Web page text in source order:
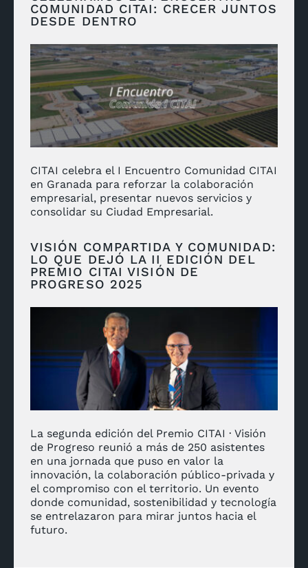
COMUNIDAD CITAI: CRECER JUNTOS
DESDE DENTRO
CITAI celebra el I Encuentro Comunidad CITAI
en Granada para reforzar la colaboración
empresarial, presentar nuevos servicios y
consolidar su Ciudad Empresarial.
VISIÓN COMPARTIDA Y COMUNIDAD:
LO QUE DEJÓ LA II EDICIÓN DEL
PREMIO CITAI VISIÓN DE
PROGRESO 2025
La segunda edición del Premio CITAI · Visión
de Progreso reunió a más de 250 asistentes
en una jornada que puso en valor la
innovación, la colaboración público-privada y
el compromiso con el territorio. Un evento
donde comunidad, sostenibilidad y tecnología
se entrelazaron para mirar juntos hacia el
futuro.